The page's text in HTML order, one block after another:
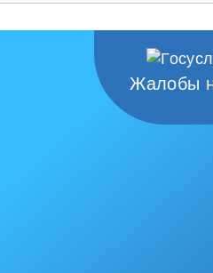
Жалобы